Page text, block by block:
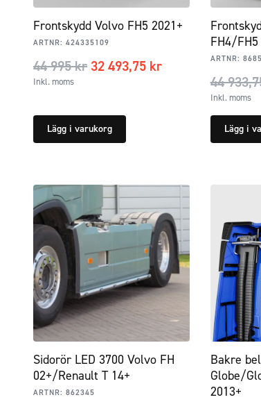
Frontskydd Volvo FH5 2021+
ARTNR: 424335109
44 995kr32 493,75 kr
Inkl. moms
Lägg i varukorg
FH4/FH5
ARTNR:
44
Inkl. moms
Lägg i
Sidorör LED 3700 Volvo FH
02+/Renault T 14+
ARTNR: 862345
Bakre
Globe/
2013+